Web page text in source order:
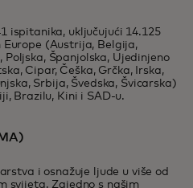
ispitanika, uključujući 14.125
(Austrija, Belgija,
Španjolska, Ujedinjeno
Cipar, Češka, Grčka, Irska,
Srbija, Švedska, Švicarska)
Brazilu, Kini i SAD-u.
i osnažuje ljude u više od
svijeta. Zajedno s našim